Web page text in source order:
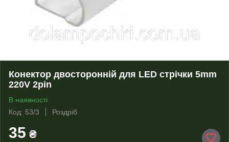
Конектор двосторонній для LED стрічки 5mm
220V 2pin
В наявності
Код: 53/3
Роздріб
35 ₴